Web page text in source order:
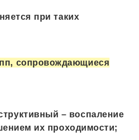
при таких
сопровождающиеся
– воспаление
их проходимости;